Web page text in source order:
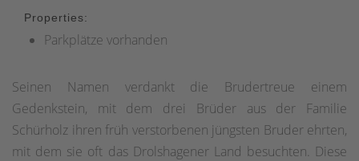
Properties:
Parkplätze vorhanden
Seinen Namen verdankt die Brudertreue einem
Gedenkstein, mit dem drei Brüder aus der Familie
Schürholz ihren früh verstorbenen jüngsten Bruder ehrten,
mit dem sie oft das Drolshagener Land besuchten. Diese